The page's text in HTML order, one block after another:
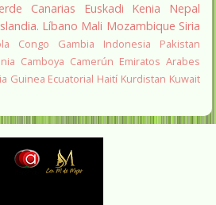
Canarias Euskadi Kenia
Nepal
Líbano Mali Mozambique Siria
Congo Gambia Indonesia
Pakistan
Camboya Camerún Emiratos Arabes
Guinea Ecuatorial Haití Kurdistan Kuwait